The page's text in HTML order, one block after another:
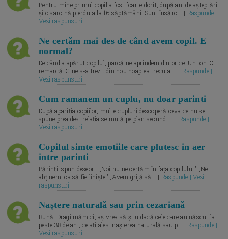
Pentru mine primul copil a fost foarte dorit, după ani de așteptări
și o sarcină pierduta la 16 săptămâni. Sunt însărc... | Raspunde |
Vezi raspunsuri
Ne certăm mai des de când avem copil. E
normal?
De când a apărut copilul, parcă ne aprindem din orice. Un ton. O
remarcă. Cine s-a trezit din nou noaptea trecuta.... |Raspunde |
Vezi raspunsuri
Cum ramanem un cuplu, nu doar parinti
După apariția copiilor, multe cupluri descoperă ceva ce nu se
spune prea des: relația se mută pe plan secund. ... |Raspunde |
Vezi raspunsuri
Copilul simte emotiile care plutesc in aer
intre parinti
Părinții spun deseori: „Noi nu ne certăm în fața copilului.” „Ne
abținem, ca să fie liniște.” „Avem grijă să... | Raspunde | Vezi
raspunsuri
Naștere naturală sau prin cezariană
Bună, Dragi mămici, aș vrea să știu dacă cele care au născut la
peste 38 de ani, ce ați ales: nașterea naturală sau p... |Raspunde |
Vezi raspunsuri